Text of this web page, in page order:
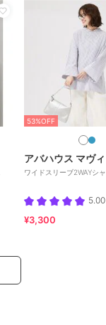
53%OFF
アバハウス マヴィ
ワイドスリーブ2WAYシ
5.00
¥3,300